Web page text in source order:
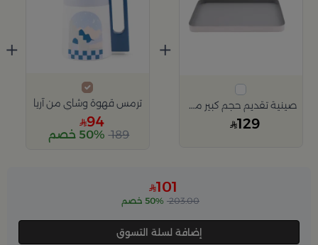
صينية تقديم حجم كبير من سيرافينا
129
+
ترمس قهوة وشاي من آريا
94
189 50% خصم
+
101
203.00 50% خصم
إضافة لسلة التسوق